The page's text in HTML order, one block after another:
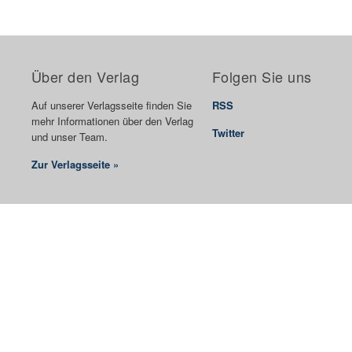
Über den Verlag
Auf unserer Verlagsseite finden Sie
mehr Informationen über den Verlag
und unser Team.
Zur Verlagsseite »
Folgen Sie uns
RSS
Twitter